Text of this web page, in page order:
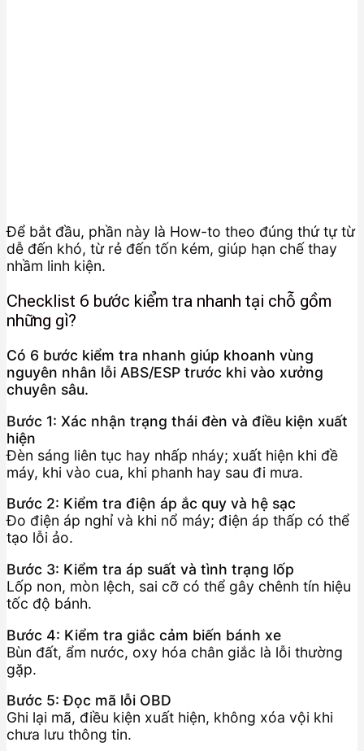
Để bắt đầu, phần này là How-to theo đúng thứ tự từ
dễ đến khó, từ rẻ đến tốn kém, giúp hạn chế thay
nhầm linh kiện.
Checklist 6 bước kiểm tra nhanh tại chỗ gồm
những gì?
Có 6 bước kiểm tra nhanh giúp khoanh vùng
nguyên nhân lỗi ABS/ESP trước khi vào xưởng
chuyên sâu.
Bước 1: Xác nhận trạng thái đèn và điều kiện xuất
hiện
Đèn sáng liên tục hay nhấp nháy; xuất hiện khi đề
máy, khi vào cua, khi phanh hay sau đi mưa.
Bước 2: Kiểm tra điện áp ắc quy và hệ sạc
Đo điện áp nghỉ và khi nổ máy; điện áp thấp có thể
tạo lỗi ảo.
Bước 3: Kiểm tra áp suất và tình trạng lốp
Lốp non, mòn lệch, sai cỡ có thể gây chênh tín hiệu
tốc độ bánh.
Bước 4: Kiểm tra giắc cảm biến bánh xe
Bùn đất, ẩm nước, oxy hóa chân giắc là lỗi thường
gặp.
Bước 5: Đọc mã lỗi OBD
Ghi lại mã, điều kiện xuất hiện, không xóa vội khi
chưa lưu thông tin.